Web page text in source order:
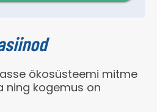
ökosüsteemi mitme
ning kogemus on